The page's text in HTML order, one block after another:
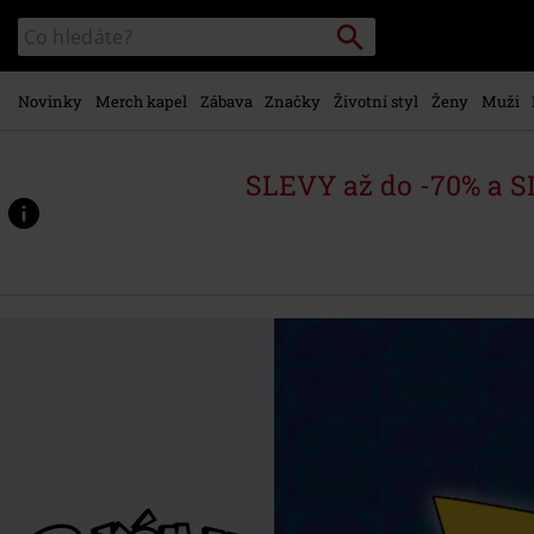
hlavnímu
obsahu
Katalog
vyhledávání
Vyhledávání
Novinky Merch kapel Zábava Značky Životní styl Ženy Muži
SLEVY až do -70% a